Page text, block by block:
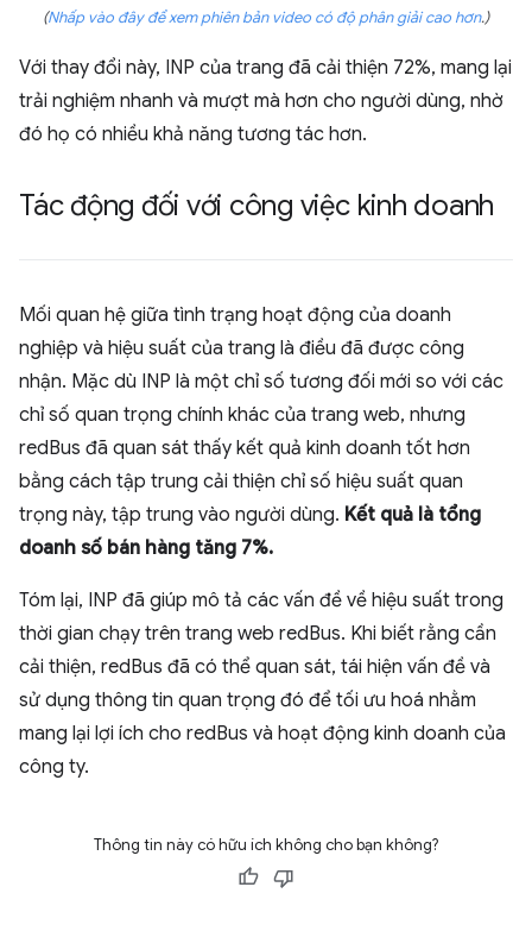
(Nhấp vào đây để xem phiên bản video có độ phân giải cao hơn.)
Với thay đổi này, INP của trang đã cải thiện 72%, mang lại
trải nghiệm nhanh và mượt mà hơn cho người dùng, nhờ
đó họ có nhiều khả năng tương tác hơn.
Tác động đối với công việc kinh doanh
Mối quan hệ giữa tình trạng hoạt động của doanh
nghiệp và hiệu suất của trang là điều đã được công
nhận. Mặc dù INP là một chỉ số tương đối mới so với các
chỉ số quan trọng chính khác của trang web, nhưng
redBus đã quan sát thấy kết quả kinh doanh tốt hơn
bằng cách tập trung cải thiện chỉ số hiệu suất quan
trọng này, tập trung vào người dùng. Kết quả là tổng
doanh số bán hàng tăng 7%.
Tóm lại, INP đã giúp mô tả các vấn đề về hiệu suất trong
thời gian chạy trên trang web redBus. Khi biết rằng cần
cải thiện, redBus đã có thể quan sát, tái hiện vấn đề và
sử dụng thông tin quan trọng đó để tối ưu hoá nhằm
mang lại lợi ích cho redBus và hoạt động kinh doanh của
công ty.
Thông tin này có hữu ích không cho bạn không?